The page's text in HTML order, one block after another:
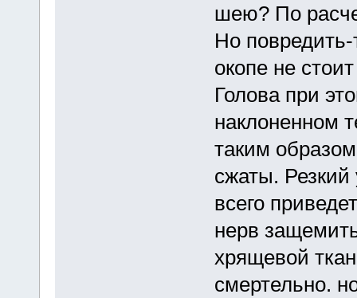
шею? По
Но
окопе не
Голова при
наклоненном
таким
сжаты. Резкий
всего
нерв
хрящевой
смертельно.